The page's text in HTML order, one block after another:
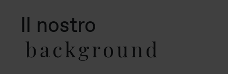
Il nostro
background